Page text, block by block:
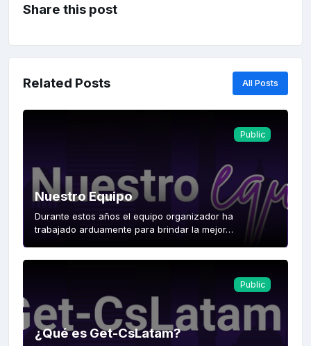
Share this post
Related Posts All Posts
Public
Nuestro Equipo
Durante estos años el equipo organizador ha
trabajado arduamente para brindar la mejor…
Public
¿Qué es Get-CsLatam?